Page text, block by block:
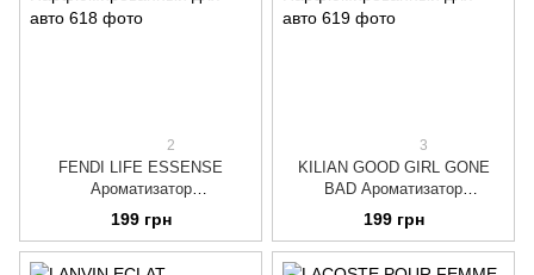
2
FENDI LIFE ESSENSE
Ароматизатор
Парфюмированный для авто
199 грн
3
KILIAN GOOD GIRL GONE
BAD Ароматизатор
Парфюмированный для авто
199 грн